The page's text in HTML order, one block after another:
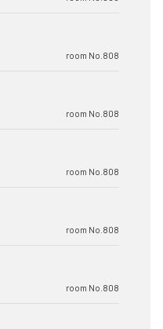
room No.808
room No.808
room No.808
room No.808
room No.808